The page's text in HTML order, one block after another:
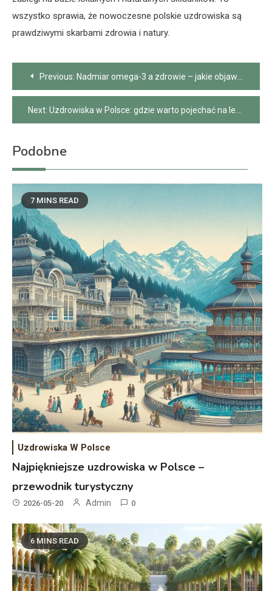
wszystko sprawia, że nowoczesne polskie uzdrowiska są
prawdziwymi skarbami zdrowia i natury.
Nawigacja
wpisu
Previous: Nadmiar omega-3 a zdrowie – jakie objawy warto znać
Next: Uzdrowiska w Polsce: gdzie warto pojechać na leczenie i relaks
Podobne
7 MINS READ
Uzdrowiska W Polsce
Najpiękniejsze uzdrowiska w Polsce –
przewodnik turystyczny
2026-05-20 Admin 0
6 MINS READ